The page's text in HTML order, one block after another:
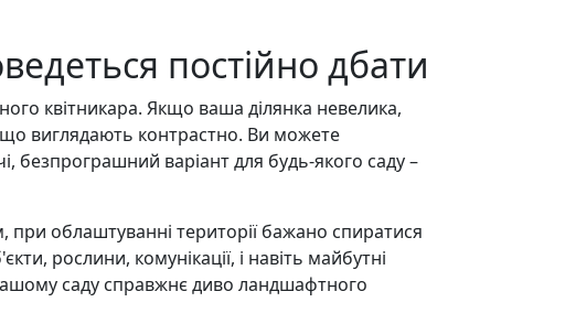
постійно дбати
квітникара. Якщо ваша ділянка невелика,
що виглядають контрастно. Ви можете
варіант для будь-якого саду –
облаштуванні території бажано спиратися
рослини, комунікації, і навіть майбутні
саду справжнє диво ландшафтного